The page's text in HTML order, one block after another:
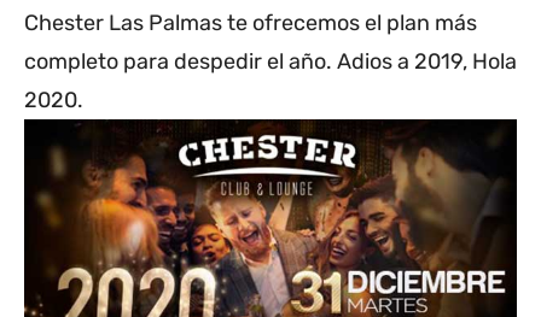
Chester Las Palmas te ofrecemos el plan más
completo para despedir el año. Adios a 2019, Hola
2020.